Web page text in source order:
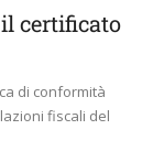
il certificato
di conformità
fiscali del